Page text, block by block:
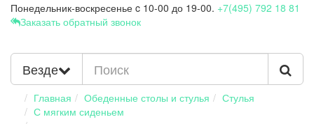
Понедельник-воскресенье c 10-00 до 19-00. +7(495) 792 18 81
Заказать обратный звонок
Везде
Главная Обеденные столы и стулья
Стулья
С мягким сиденьем